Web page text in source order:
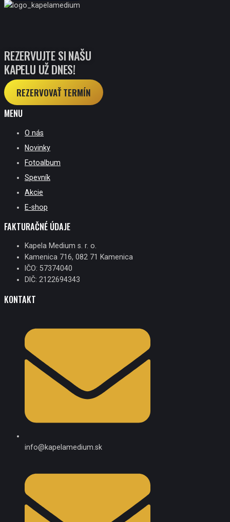
Na
REZERVUJTE SI NAŠU
KAPELU UŽ DNES!
REZERVOVAŤ TERMÍN
MENU
O nás
Novinky
Fotoalbum
Spevník
Akcie
E-shop
FAKTURAČNÉ ÚDAJE
Kapela Medium s. r. o.
Kamenica 716, 082 71 Kamenica
IČO: 57374040
DIČ: 2122694343
KONTAKT
info@kapelamedium.sk